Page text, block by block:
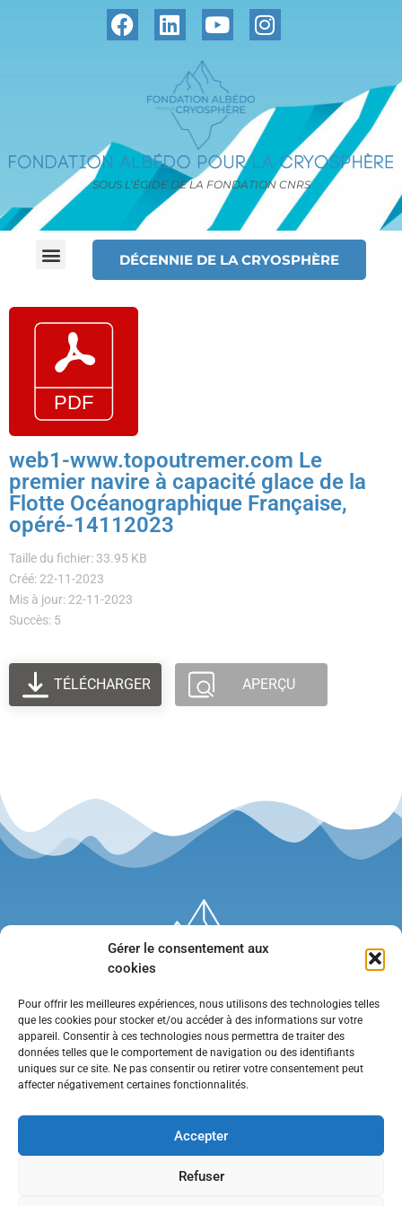
Gérer le consentement aux
cookies
Pour offrir les meilleures expériences, nous utilisons des technologies telles
que les cookies pour stocker et/ou accéder à des informations sur votre
appareil. Consentir à ces technologies nous permettra de traiter des
données telles que le comportement de navigation ou des identifiants
uniques sur ce site. Ne pas consentir ou retirer votre consentement peut
affecter négativement certaines fonctionnalités.
Accepter
Refuser
SOUS L’ÉGIDE DE LA FONDATION CNRS
DÉCENNIE DE LA CRYOSPHÈRE
web1-www.topoutremer.com Le
premier navire à capacité glace de la
Flotte Océanographique Française,
opéré-14112023
Taille du fichier: 33.95 KB
Créé: 22-11-2023
Mis à jour: 22-11-2023
Succès: 5
TÉLÉCHARGER APERÇU
•Contact